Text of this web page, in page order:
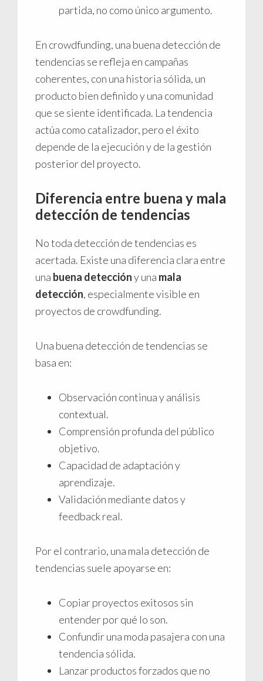
partida, no como único argumento.
En crowdfunding, una buena detección de
tendencias se refleja en campañas
coherentes, con una historia sólida, un
producto bien definido y una comunidad
que se siente identificada. La tendencia
actúa como catalizador, pero el éxito
depende de la ejecución y de la gestión
posterior del proyecto.
Diferencia entre buena y mala
detección de tendencias
No toda detección de tendencias es
acertada. Existe una diferencia clara entre
una buena deteccióny una mala
detección, especialmente visible en
proyectos de crowdfunding.
Una buena detección de tendencias se
basa en:
Observación continua y análisis
contextual.
Comprensión profunda del público
objetivo.
Capacidad de adaptación y
aprendizaje.
Validación mediante datos y
feedback real.
Por el contrario, una mala detección de
tendencias suele apoyarse en:
Copiar proyectos exitosos sin
entender por qué lo son.
Confundir una moda pasajera con una
tendencia sólida.
Lanzar productos forzados que no